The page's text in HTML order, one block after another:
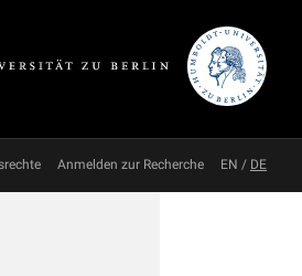
Anmelden zur Recherche EN / DE